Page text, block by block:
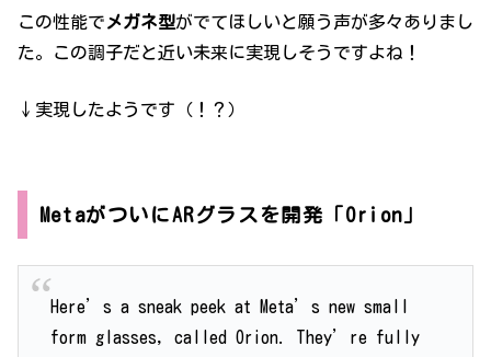
この性能でメガネ型がでてほしいと願う声が多々ありまし
た。この調子だと近い未来に実現しそうですよね！
↓実現したようです（！？）
MetaがついにARグラスを開発「Orion」
Here’s a sneak peek at Meta’s new small
form glasses, called Orion. They’re fully